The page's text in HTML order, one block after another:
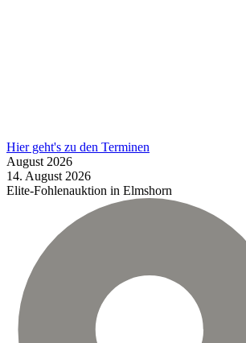
Hier geht's zu den Terminen
August 2026
14. August 2026
Elite-Fohlenauktion in Elmshorn